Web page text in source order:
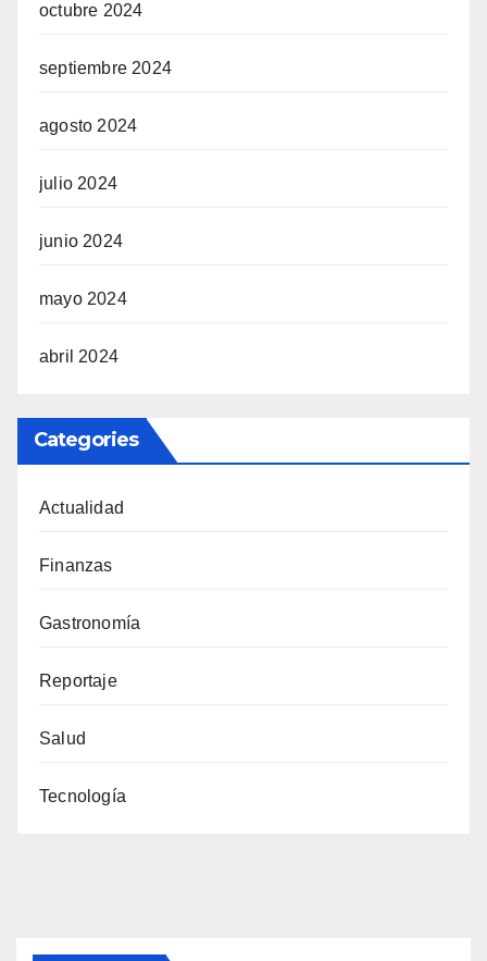
octubre 2024
septiembre 2024
agosto 2024
julio 2024
junio 2024
mayo 2024
abril 2024
Categories
Actualidad
Finanzas
Gastronomía
Reportaje
Salud
Tecnología